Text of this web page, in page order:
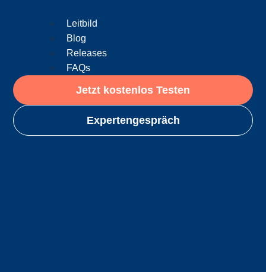
Leitbild
Blog
Releases
FAQs
Jetzt kostenlos Testen
Expertengespräch